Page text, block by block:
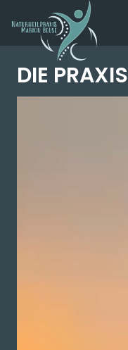
DIE PRAXIS